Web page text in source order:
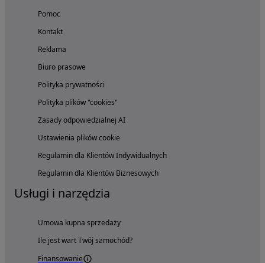
Pomoc
Kontakt
Reklama
Biuro prasowe
Polityka prywatności
Polityka plików "cookies"
Zasady odpowiedzialnej AI
Ustawienia plików cookie
Regulamin dla Klientów Indywidualnych
Regulamin dla Klientów Biznesowych
Usługi i narzędzia
Umowa kupna sprzedaży
Ile jest wart Twój samochód?
Finansowanie